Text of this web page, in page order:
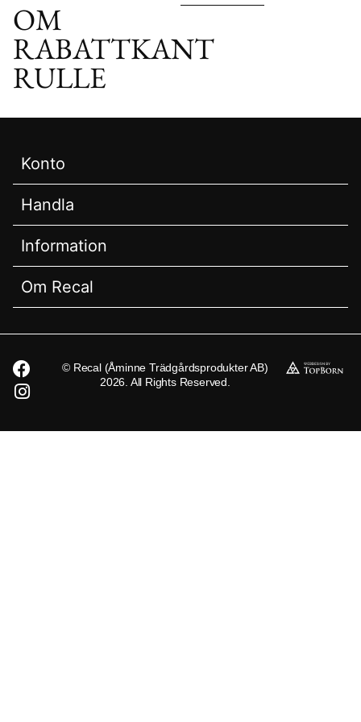
OM
RABATTKANT
RULLE
Konto
Handla
Information
Om Recal
© Recal (Åminne Trädgårdsprodukter AB)
2026. All Rights Reserved.